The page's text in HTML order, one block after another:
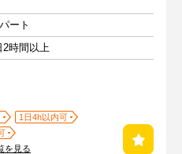
ート
2時間以上
1日4h以内可
を見る